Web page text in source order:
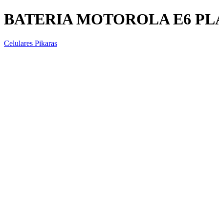
BATERIA MOTOROLA E6
Celulares Pikaras